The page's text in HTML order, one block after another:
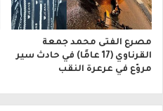
مصرع الفتى محمد جمعة
القرناوي (17 عامًا) في حادث سير
مروّع في عرعرة النقب